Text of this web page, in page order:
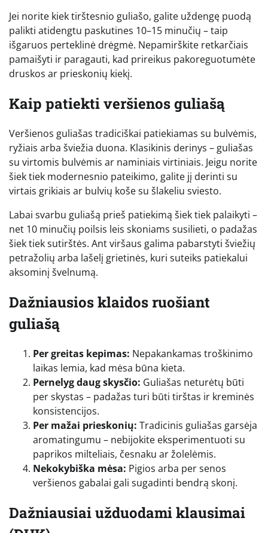
Jei norite kiek tirštesnio guliašo, galite uždengę puodą
palikti atidengtu paskutines 10–15 minučių – taip
išgaruos perteklinė drėgmė. Nepamirškite retkarčiais
pamaišyti ir paragauti, kad prireikus pakoreguotumėte
druskos ar prieskonių kiekį.
Kaip patiekti veršienos guliašą
Veršienos guliašas tradiciškai patiekiamas su bulvėmis,
ryžiais arba šviežia duona. Klasikinis derinys – guliašas
su virtomis bulvėmis ar naminiais virtiniais. Jeigu norite
šiek tiek modernesnio pateikimo, galite jį derinti su
virtais grikiais ar bulvių koše su šlakeliu sviesto.
Labai svarbu guliašą prieš patiekimą šiek tiek palaikyti –
net 10 minučių poilsis leis skoniams susilieti, o padažas
šiek tiek sutirštės. Ant viršaus galima pabarstyti šviežių
petražolių arba lašelį grietinės, kuri suteiks patiekalui
aksominį švelnumą.
Dažniausios klaidos ruošiant
guliašą
Per greitas kepimas: Nepakankamas troškinimo
laikas lemia, kad mėsa būna kieta.
Pernelyg daug skysčio: Guliašas neturėtų būti
per skystas – padažas turi būti tirštas ir kreminės
konsistencijos.
Per mažai prieskonių: Tradicinis guliašas garsėja
aromatingumu – nebijokite eksperimentuoti su
paprikos milteliais, česnaku ar žolelėmis.
Nekokybiška mėsa: Pigios arba per senos
veršienos gabalai gali sugadinti bendrą skonį.
Dažniausiai užduodami klausimai